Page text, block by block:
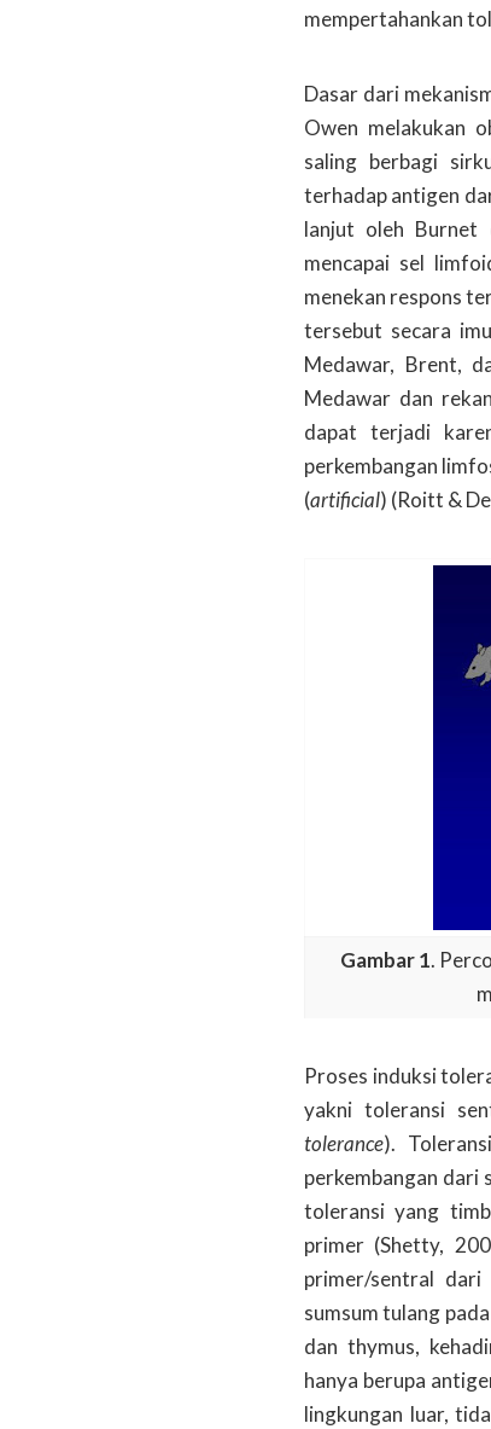
mempertahankan
Dasar dari
Owen melakukan
saling berbagi
terhadap antigen
lanjut oleh Burnet
mencapai sel
menekan respons
tersebut secara
Medawar, Brent,
Medawar dan
dapat terjadi
perkembangan
(artificial) (Roitt &
Gambar 1.
Proses induksi
yakni toleransi
tolerance).
perkembangan dari
toleransi yang
primer (Shetty,
primer/sentral
sumsum tulang
dan thymus,
hanya berupa
lingkungan luar,